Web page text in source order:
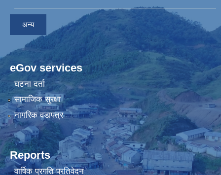
अन्य
eGov services
घटना दर्ता
सामाजिक सुरक्षा
नागरिक वडापत्र
Reports
वार्षिक प्रगति प्रतिवेदन